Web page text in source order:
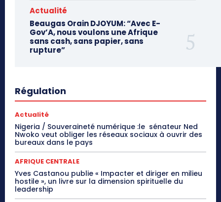
Actualité
Beaugas Orain DJOYUM: “Avec E-
Gov’A, nous voulons une Afrique
sans cash, sans papier, sans
rupture”
Régulation
Actualité
Nigeria / Souveraineté numérique :le sénateur Ned
Nwoko veut obliger les réseaux sociaux à ouvrir des
bureaux dans le pays
AFRIQUE CENTRALE
Yves Castanou publie « Impacter et diriger en milieu
hostile », un livre sur la dimension spirituelle du
leadership